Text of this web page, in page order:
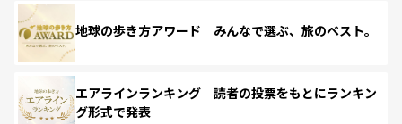
地球の歩き方アワード みんなで選ぶ、旅のベスト。
エアラインランキング 読者の投票をもとにランキン
グ形式で発表